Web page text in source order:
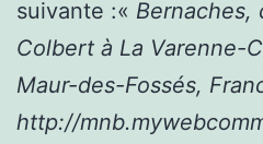
suivante :« Bernaches,
Colbert à La Varenne-
Maur-des-Fossés,
http://